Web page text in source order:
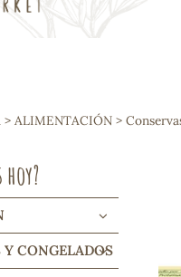
legumbres
y snacks
mueslis, hinchados y
dulces
y salsas
sémolas
> ALIMENTACIÓN >
Y CONGELADOS